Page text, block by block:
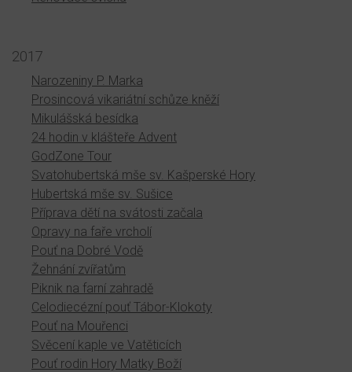
2017
Narozeniny P. Marka
Prosincová vikariátní schůze kněží
Mikulášská besídka
24 hodin v klášteře Advent
GodZone Tour
Svatohubertská mše sv. Kašperské Hory
Hubertská mše sv. Sušice
Příprava dětí na svátosti začala
Opravy na faře vrcholí
Pouť na Dobré Vodě
Žehnání zvířatům
Piknik na farní zahradě
Celodiecézní pouť Tábor-Klokoty
Pouť na Mouřenci
Svěcení kaple ve Vatěticích
Pouť rodin Hory Matky Boží